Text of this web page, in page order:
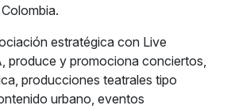
estratégica con Live
produce y promociona conciertos,
producciones teatrales tipo
urbano, eventos